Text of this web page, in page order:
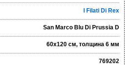
I Filati Di Rex
San Marco Blu Di Prussia D
60x120 см, толщина 6 мм
769202